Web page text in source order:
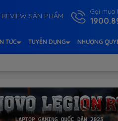
REVIEW SẢN PHẨM Gọi mua
TỨC TUYỂN DỤNG NHƯỢNG